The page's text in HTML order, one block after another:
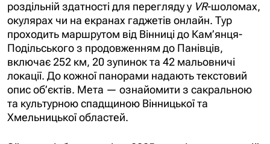
роздільній здатності для перегляду у VR-шоломах,
окулярах чи на екранах гаджетів онлайн. Тур
проходить маршрутом від Вінниці до Кам’янця-
Подільського з продовженням до Панівців,
включає 252 км, 20 зупинок та 42 мальовничі
локації. До кожної панорами надають текстовий
опис об’єктів. Мета — ознайомити з сакральною
та культурною спадщиною Вінницької та
Хмельницької областей.